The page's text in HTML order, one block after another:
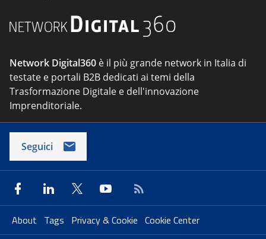
Network Digital360 è il più grande network in Italia di
testate e portali B2B dedicati ai temi della
Trasformazione Digitale e dell'innovazione
Imprenditoriale.
Seguici
About Tags Privacy & Cookie Cookie Center